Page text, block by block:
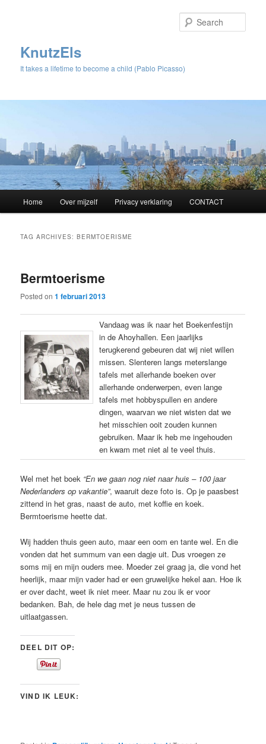
KnutzEls
It takes a lifetime to become a child (Pablo Picasso)
Skip
content
Skip
content
Home Over mijzelf Privacy verklaring CONTACT
TAG ARCHIVES:BERMTOERISME
Bermtoerisme
Posted on1 februari 2013
Vandaag was ik naar het Boekenfestijn
in de Ahoyhallen. Een jaarlijks
terugkerend gebeuren dat wij niet willen
missen. Slenteren langs meterslange
tafels met allerhande boeken over
allerhande onderwerpen, even lange
tafels met hobbyspullen en andere
dingen, waarvan we niet wisten dat we
het misschien ooit zouden kunnen
gebruiken. Maar ik heb me ingehouden
en kwam met niet al te veel thuis.
Wel met het boek “En we gaan nog niet naar huis – 100 jaar
Nederlanders op vakantie”, waaruit deze foto is. Op je paasbest
zittend in het gras, naast de auto, met koffie en koek.
Bermtoerisme heette dat.
Wij hadden thuis geen auto, maar een oom en tante wel. En die
vonden dat het summum van een dagje uit. Dus vroegen ze
soms mij en mijn ouders mee. Moeder zei graag ja, die vond het
heerlijk, maar mijn vader had er een gruwelijke hekel aan. Hoe ik
er over dacht, weet ik niet meer. Maar nu zou ik er voor
bedanken. Bah, de hele dag met je neus tussen de
uitlaatgassen.
DEEL DIT OP:
VIND IK LEUK: